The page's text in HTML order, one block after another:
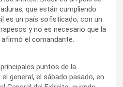
que están cumpliendo
es un país sofisticado, con un
y no es necesario que la
el comandante.
puntos de la
general, el sábado pasado, en